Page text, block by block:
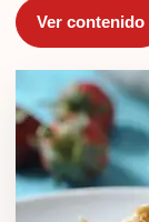
Ver contenido